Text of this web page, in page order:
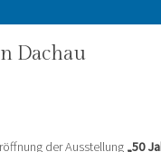
Dachau
der Ausstellung „50